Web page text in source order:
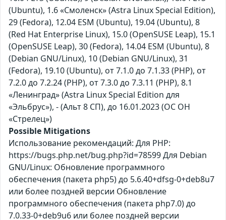
(Ubuntu), 1.6 «Смоленск» (Astra Linux Special Edition),
29 (Fedora), 12.04 ESM (Ubuntu), 19.04 (Ubuntu), 8
(Red Hat Enterprise Linux), 15.0 (OpenSUSE Leap), 15.1
(OpenSUSE Leap), 30 (Fedora), 14.04 ESM (Ubuntu), 8
(Debian GNU/Linux), 10 (Debian GNU/Linux), 31
(Fedora), 19.10 (Ubuntu), от 7.1.0 до 7.1.33 (PHP), от
7.2.0 до 7.2.24 (PHP), от 7.3.0 до 7.3.11 (PHP), 8.1
«Ленинград» (Astra Linux Special Edition для
«Эльбрус»), - (Альт 8 СП), до 16.01.2023 (ОС ОН
«Стрелец»)
Possible Mitigations
Использование рекомендаций: Для PHP:
https://bugs.php.net/bug.php?id=78599 Для Debian
GNU/Linux: Обновление программного
обеспечения (пакета php5) до 5.6.40+dfsg-0+deb8u7
или более поздней версии Обновление
программного обеспечения (пакета php7.0) до
7.0.33-0+deb9u6 или более поздней версии